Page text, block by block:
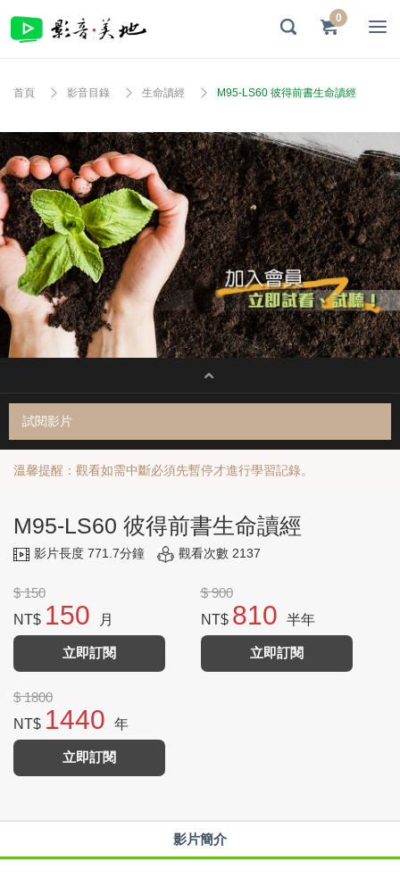
0
首頁 影音目錄 生命讀經 M95-LS60 彼得前書生命讀經
試閱影片
溫馨提醒：觀看如需中斷必須先暫停才進行學習記錄。
M95-LS60 彼得前書生命讀經
影片長度 771.7分鐘 觀看次數 2137
$ 150
NT$ 150 月
立即訂閱
$ 900
NT$ 810 半年
立即訂閱
$ 1800
NT$ 1440 年
立即訂閱
影片簡介